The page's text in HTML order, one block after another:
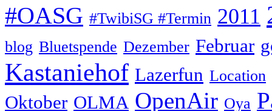
#OASG #TwibiSG #Termin 2011
blog Bluetspende Dezember Februar
Kastaniehof Lazerfun Location
Oktober OLMA OpenAir Oya